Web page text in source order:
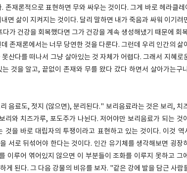
존재론적으로 표현하면 무와 싸우는 것이다. 그게 바로 헤라클레
면 삶이 지켜지는 것이다. 달리 말하면 내가 죽음과 싸워 이기려
가 건강을 회복했다면 그가 건강을 계속 생성해냈기 때문에 회
존재론에서는 너무 당연한 것을 다룬다. 그런데 우리 인간의 삶
산다를 떠나서 그냥 살아있는 것 자체가 어렵다. 그래서 지혜로
것을 알고, 끝없이 존재와 무를 왔다 갔다 하면서 살아가는구
음료도, 젓지 (않으면), 분리된다." 보리음료라는 것은 보리, 치
리와 치즈가루, 포도주가 나뉜다. 저어야만 보리음료가 되는 것
것을 바로 대립자의 투쟁이라고 표현하고 있는 것이다. 이것 역
서로 뒤섞어야 한다는 것이다. 인간 유기체를 생각해보면 굉장
이루어 엮어있지 않으면 이 부분들이 조화를 이루지 못하고 그
게 된다. 그 다음 강물의 비유를 보자. "같은 강에 발을 담근 사람